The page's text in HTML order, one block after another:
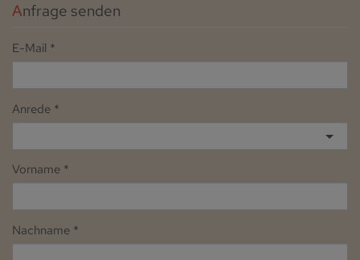
Anfrage senden
E-Mail
Anrede
Vorname
Nachname